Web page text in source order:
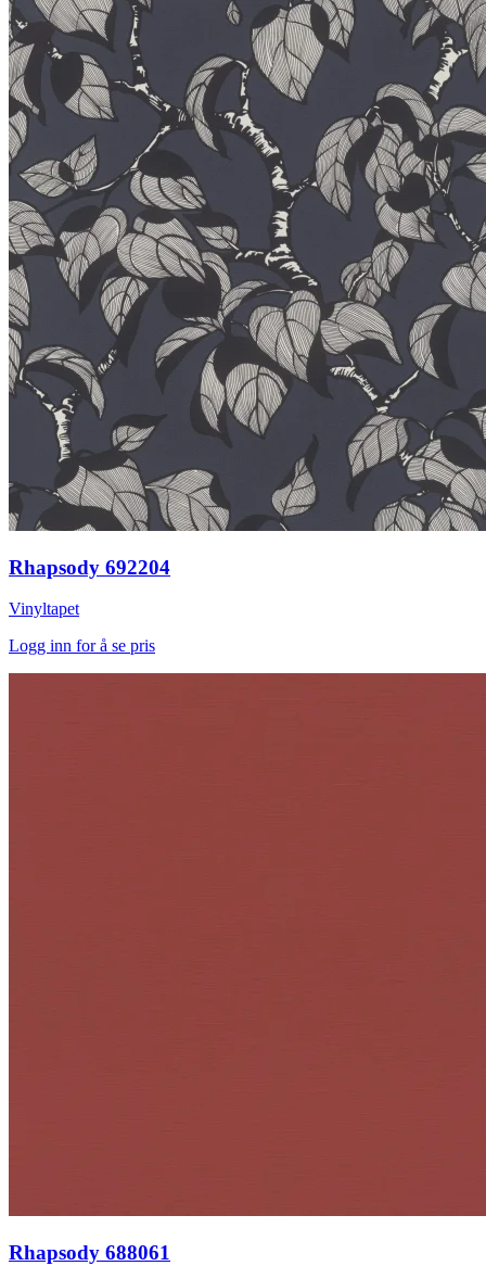
Rhapsody 692204
Vinyltapet
Logg inn for å se pris
Rhapsody 688061